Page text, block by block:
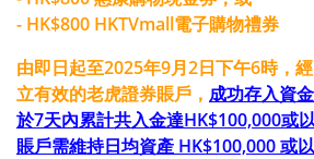
- HK$800 HKTVmall電子購物禮券
由即日起至2025年9月2日下午6時，
立有效的老虎證券賬戶， 成功存入資
於7天內累計共入金達HK$100,000或
賬戶需維持日均資產 HK$100,000 或